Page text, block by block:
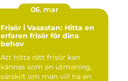
06. mar
Frisör i Vasastan: Hitta en
erfaren frisör för dina
behov
Att hitta rätt frisör kan
kännas som en utmaning,
särskilt om man vill ha en